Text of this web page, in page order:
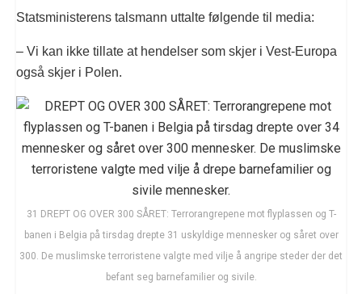
Statsministerens talsmann uttalte følgende til media:
– Vi kan ikke tillate at hendelser som skjer i Vest-Europa
også skjer i Polen.
31 DREPT OG OVER 300 SÅRET: Terrorangrepene mot flyplassen og T-
banen i Belgia på tirsdag drepte 31 uskyldige mennesker og såret over
300. De muslimske terroristene valgte med vilje å angripe steder der det
befant seg barnefamilier og sivile.